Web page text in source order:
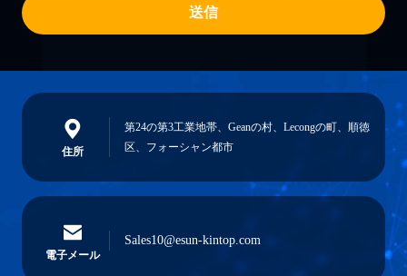
送信
住所
第24の第3工業地帯、Geanの村、Lecongの町、順徳
区、フォーシャン都市
電子メール
Sales10@esun-kintop.com